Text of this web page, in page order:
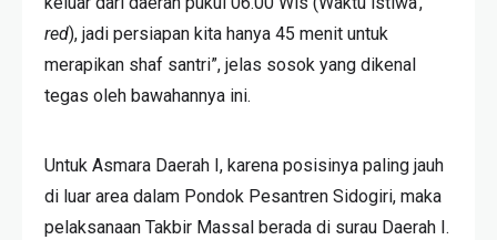
red), jadi persiapan kita hanya 45 menit untuk
merapikan shaf santri”, jelas sosok yang dikenal
tegas oleh bawahannya ini.
Untuk Asmara Daerah I, karena posisinya paling jauh
di luar area dalam Pondok Pesantren Sidogiri, maka
pelaksanaan Takbir Massal berada di surau Daerah I.